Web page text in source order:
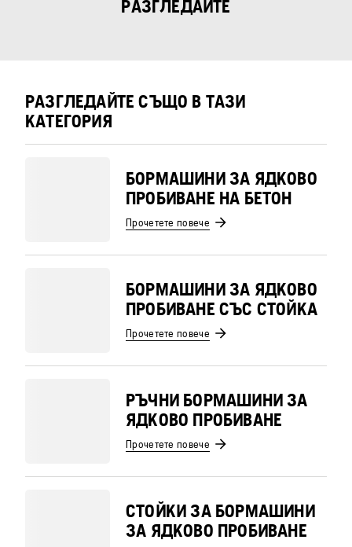
РАЗГЛЕДАЙТЕ
РАЗГЛЕДАЙТЕ СЪЩО В ТАЗИ
КАТЕГОРИЯ
БОРМАШИНИ ЗА ЯДКОВО
ПРОБИВАНЕ НА БЕТОН
Прочетете повече
БОРМАШИНИ ЗА ЯДКОВО
ПРОБИВАНЕ СЪС СТОЙКА
Прочетете повече
РЪЧНИ БОРМАШИНИ ЗА
ЯДКОВО ПРОБИВАНЕ
Прочетете повече
СТОЙКИ ЗА БОРМАШИНИ
ЗА ЯДКОВО ПРОБИВАНЕ